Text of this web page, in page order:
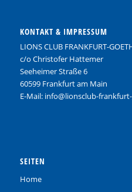
KONTAKT & IMPRESSUM
LIONS CLUB FRANKFURT-
c/o Christofer Hattemer
Seeheimer Straße 6
60599 Frankfurt am Main
E-Mail: info@lionsclub-
SEITEN
Home